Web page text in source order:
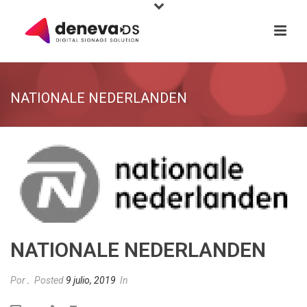
NATIONALE NEDERLANDEN
NATIONALE NEDERLANDEN
Por Posted 9 julio, 2019 In